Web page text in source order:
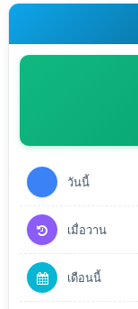
วันนี้
เมื่อวาน
เดือนนี้